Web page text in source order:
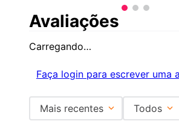
Avaliações
Carregando…
Faça login para escrever uma
Mais recentes Todos